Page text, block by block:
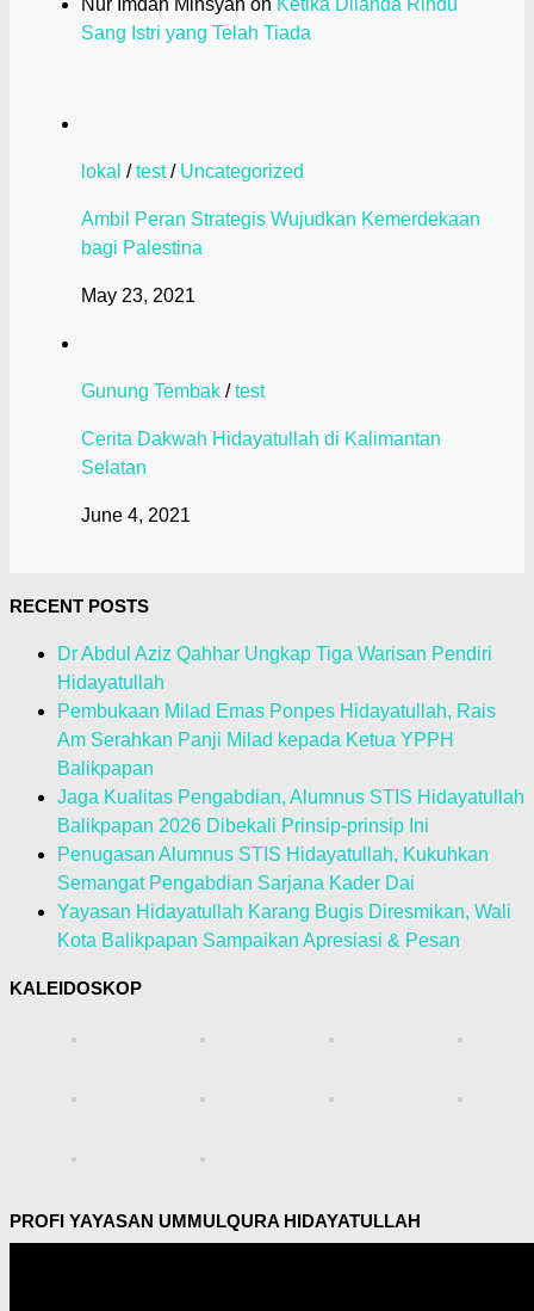
Nur Imdah Minsyah on Ketika Dilanda Rindu
Sang Istri yang Telah Tiada
lokal /test/ Uncategorized
Ambil Peran Strategis Wujudkan Kemerdekaan
bagi Palestina
May 23, 2021
Gunung Tembak /test
Cerita Dakwah Hidayatullah di Kalimantan
Selatan
June 4, 2021
RECENT POSTS
Dr Abdul Aziz Qahhar Ungkap Tiga Warisan Pendiri
Hidayatullah
Pembukaan Milad Emas Ponpes Hidayatullah, Rais
Am Serahkan Panji Milad kepada Ketua YPPH
Balikpapan
Jaga Kualitas Pengabdian, Alumnus STIS Hidayatullah
Balikpapan 2026 Dibekali Prinsip-prinsip Ini
Penugasan Alumnus STIS Hidayatullah, Kukuhkan
Semangat Pengabdian Sarjana Kader Dai
Yayasan Hidayatullah Karang Bugis Diresmikan, Wali
Kota Balikpapan Sampaikan Apresiasi & Pesan
KALEIDOSKOP
PROFI YAYASAN UMMULQURA HIDAYATULLAH